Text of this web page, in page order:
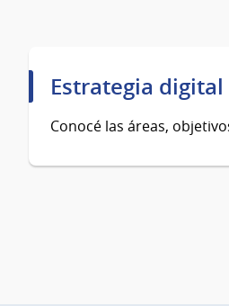
Estrategia
Conocé las áreas,